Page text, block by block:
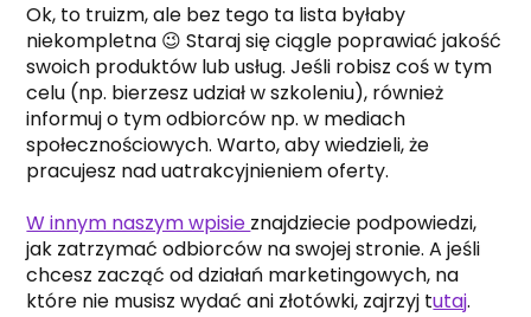
Ok, to truizm, ale bez tego ta lista byłaby
niekompletna 😉 Staraj się ciągle poprawiać jakość
swoich produktów lub usług. Jeśli robisz coś w tym
celu (np. bierzesz udział w szkoleniu), również
informuj o tym odbiorców np. w mediach
społecznościowych. Warto, aby wiedzieli, że
pracujesz nad uatrakcyjnieniem oferty.
W innym naszym wpisie znajdziecie podpowiedzi,
jak zatrzymać odbiorców na swojej stronie. A jeśli
chcesz zacząć od działań marketingowych, na
które nie musisz wydać ani złotówki, zajrzyj tutaj.